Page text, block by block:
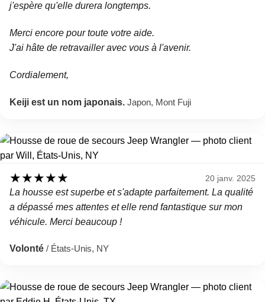
j'espère qu'elle durera longtemps.
Merci encore pour toute votre aide.
J'ai hâte de retravailler avec vous à l'avenir.
Cordialement,
Keiji est un nom japonais. Japon, Mont Fuji
★★★★★ 20 janv. 2025
La housse est superbe et s'adapte parfaitement. La qualité
a dépassé mes attentes et elle rend fantastique sur mon
véhicule. Merci beaucoup !
Volonté / États-Unis, NY